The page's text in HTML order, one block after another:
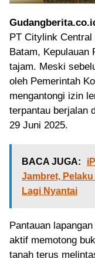
PT Citylink
Batam, Kepulauan
tajam. Meski
oleh Pemerintah
mengantongi izin
terpantau berjalan
29 Juni 2025.
BACA JUGA:
Jambret,
Lagi Nyantai
Pantauan
aktif memotong
tanah terus